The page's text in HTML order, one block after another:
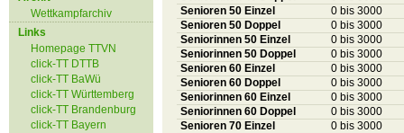
Wettkampfarchiv
Links
Homepage TTVN
click-TT DTTB
click-TT BaWü
click-TT Württemberg
click-TT Brandenburg
click-TT Bayern
Senioren 50 Einzel
0 bis 3000
Senioren 50 Doppel
0 bis 3000
Seniorinnen 50 Einzel
0 bis 3000
Seniorinnen 50 Doppel
0 bis 3000
Senioren 60 Einzel
0 bis 3000
Senioren 60 Doppel
0 bis 3000
Seniorinnen 60 Einzel
0 bis 3000
Seniorinnen 60 Doppel
0 bis 3000
Senioren 70 Einzel
0 bis 3000